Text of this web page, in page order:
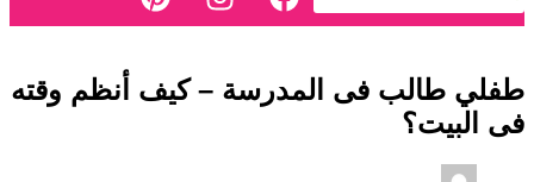
طفلي طالب فى المدرسة – كيف أنظم وقته
فى البيت؟